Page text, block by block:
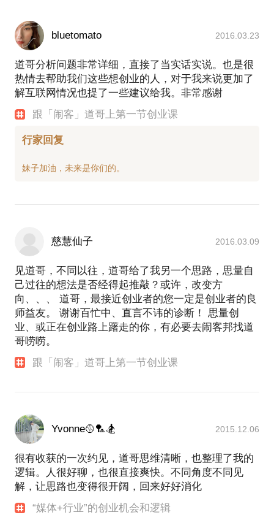
bluetomato 2016.03.23
道哥分析问题非常详细，直接了当实话实说。也是很
热情去帮助我们这些想创业的人，对于我来说更加了
解互联网情况也提了一些建议给我。非常感谢
跟「闹客」道哥上第一节创业课
行家回复
慈慧仙子 2016.03.09
见道哥，不同以往，道哥给了我另一个思路，思量自
己过往的想法是否经得起推敲？或许，改变方
向、、、 道哥，最接近创业者的您一定是创业者的良
师益友。 谢谢百忙中、直言不讳的诊断！ 思量创
业、或正在创业路上躇走的你，有必要去闹客邦找道
哥唠唠。
跟「闹客」道哥上第一节创业课
Yvonne🥎🏸🏂 2015.12.06
很有收获的一次约见，道哥思维清晰，也整理了我的
逻辑。人很好聊，也很直接爽快。不同角度不同见
解，让思路也变得很开阔，回来好好消化
“媒体+行业”的创业机会和逻辑